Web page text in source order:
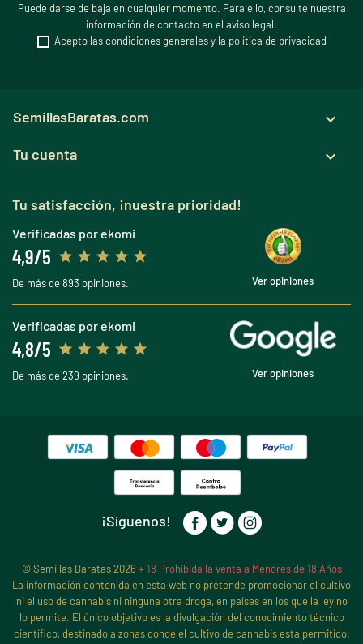
Puede darse de baja en cualquier momento. Para ello, consulte nuestra
información de contacto en el aviso legal.
Acepto las condiciones generales y la política de privacidad
SemillasBaratas.com 
Tu cuenta 
Tu satisfacción, ¡nuestra prioridad!
Verificadas por ekomi
4,9/5
De más de 893 opiniones. Ver opiniones
Verificadas por ekomi
4,8/5
De más de 239 opiniones. Ver opiniones
¡Síguenos!
© Semillas Baratas 2026 + 18 Prohibida la venta a Menores de 18 Años
La información contenida en esta web no pretende promocionar el cultivo
ni el uso de cannabis ni ninguna otra droga, en países en los que la ley no
lo permite. El único objetivo es la divulgación del conocimiento técnico
científico, destinado a zonas donde el cultivo de cannabis esta permitido.